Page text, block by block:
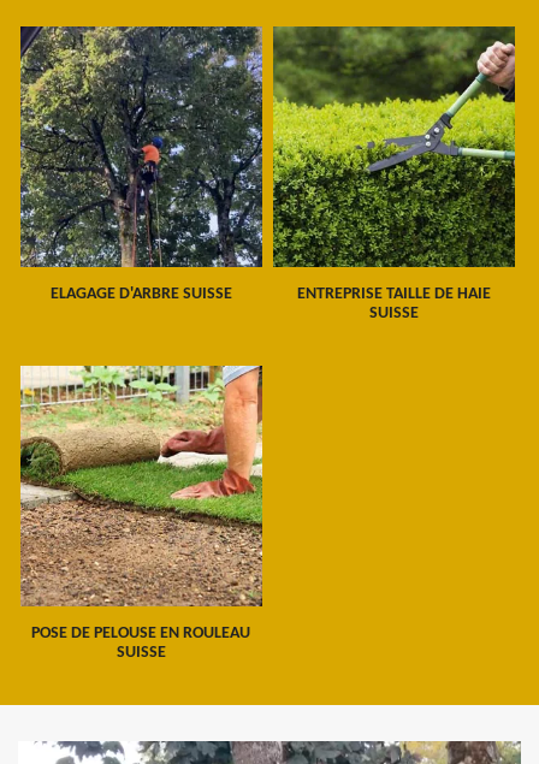
ELAGAGE D'ARBRE SUISSE
ENTREPRISE TAILLE DE HAIE
SUISSE
POSE DE PELOUSE EN ROULEAU
SUISSE